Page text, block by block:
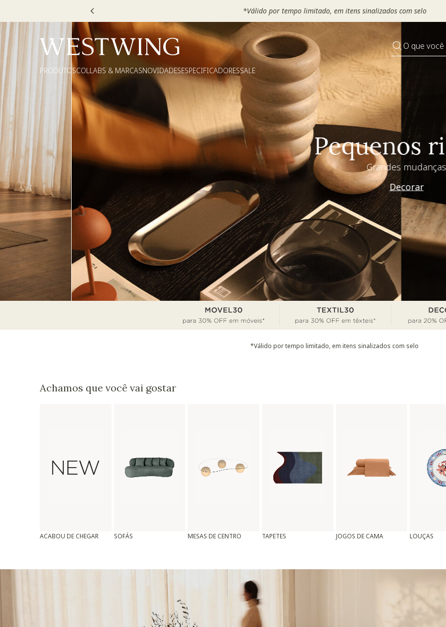
Escolha seu VOUCHER e ganhe até 30% OFF*: useMOVEL30, TEXTIL30 OU
O que
PRODUTOSCOLLABS & MARCASNOVIDADESESPECIFICADORESSALE
Pequenos rituais
Grandes mudanças
Decorar
*Válido por tempo limitado, em itens sinalizados com selo
Achamos que você vai gostar
ACABOU DE CHEGAR SOFÁS MESAS DE CENTRO TAPETES JOGOS DE CAMA LOUÇAS